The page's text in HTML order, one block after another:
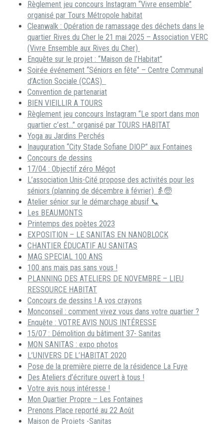
Règlement jeu concours Instagram “Vivre ensemble”
organisé par Tours Métropole habitat
Cleanwalk : Opération de ramassage des déchets dans le
quartier Rives du Cher le 21 mai 2025 – Association VERC
(Vivre Ensemble aux Rives du Cher)
Enquête sur le projet : “Maison de l’Habitat”
Soirée événement “Séniors en fête” – Centre Communal
d’Action Sociale (CCAS)
Convention de partenariat
BIEN VIEILLIR A TOURS
Règlement jeu concours Instagram “Le sport dans mon
quartier c’est…” organisé par TOURS HABITAT
Yoga au Jardins Perchés
Inauguration “City Stade Sofiane DIOP” aux Fontaines
Concours de dessins
17/04 : Objectif zéro Mégot
L’association Unis-Cité propose des activités pour les
séniors (planning de décembre à février) 👵🧓
Atelier sénior sur le démarchage abusif 📞
Les BEAUMONTS
Printemps des poètes 2023
EXPOSITION – LE SANITAS EN NANOBLOCK
CHANTIER ÉDUCATIF AU SANITAS
MAG SPECIAL 100 ANS
100 ans mais pas sans vous !
PLANNING DES ATELIERS DE NOVEMBRE – LIEU
RESSOURCE HABITAT
Concours de dessins ! A vos crayons
Monconseil : comment vivez vous dans votre quartier ?
Enquête : VOTRE AVIS NOUS INTÉRESSE
15/07 : Démolition du bâtiment 37- Sanitas
MON SANITAS : expo photos
L’UNIVERS DE L’HABITAT 2020
Pose de la première pierre de la résidence La Fuye
Des Ateliers d’écriture ouvert à tous !
Votre avis nous intéresse !
Mon Quartier Propre – Les Fontaines
Prenons Place reporté au 22 Août
Maison de Projets -Sanitas